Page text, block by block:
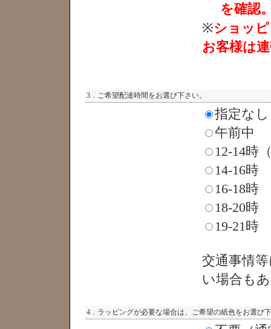
を確認
※ショッ
お客様は
3．ご希望配達時間をお選び下さい。
指定なし
午前中
12-14時
14-16時
16-18時
18-20時
19-21時
交通事情
い場合も
4．ラッピングが必要な場合は、ご希望の紙色をお選び